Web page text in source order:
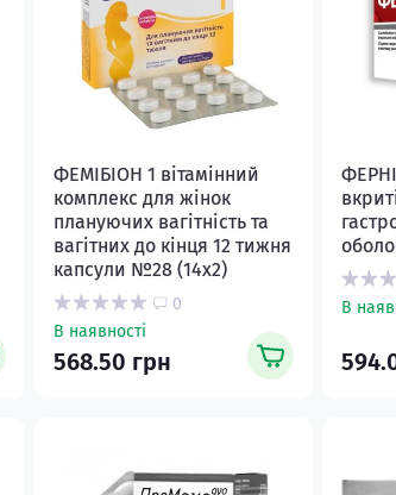
ФЕМІБІОН 1 вітамінний
комплекс для жінок
плануючих вагітність та
вагітних до кінця 12 тижня
капсули №28 (14х2)
0
В наявності
568.50 грн
В